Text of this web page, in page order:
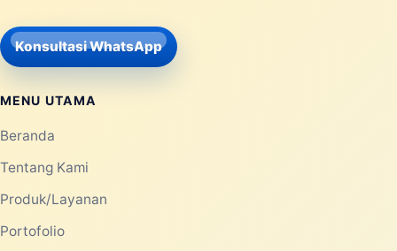
Konsultasi WhatsApp
MENU UTAMA
Beranda
Tentang Kami
Produk/Layanan
Portofolio